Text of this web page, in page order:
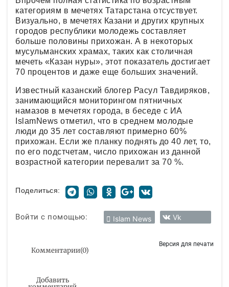
категориям в мечетях Татарстана отсуствует.
Визуально, в мечетях Казани и других крупных
городов республики молодежь составляет
больше половины прихожан. А в некоторых
мусульманских храмах, таких как столичная
мечеть «Казан нуры», этот показатель достигает
70 процентов и даже еще больших значений.
Известный казанский блогер Расул Тавдиряков,
занимающийся мониторингом пятничных
намазов в мечетях города, в беседе с ИА
IslamNews отметил, что в среднем молодые
люди до 35 лет составляют примерно 60%
прихожан. Если же планку поднять до 40 лет, то,
по его подстчетам, число прихожан из данной
возрастной категории перевалит за 70 %.
Поделиться:
Войти с помощью: Islam News Vk
Комментарии(0)
Версия для печати
Добавить